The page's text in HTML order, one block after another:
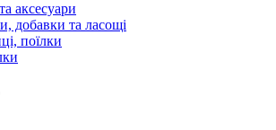
аксесуари
добавки та ласощі
поїлки